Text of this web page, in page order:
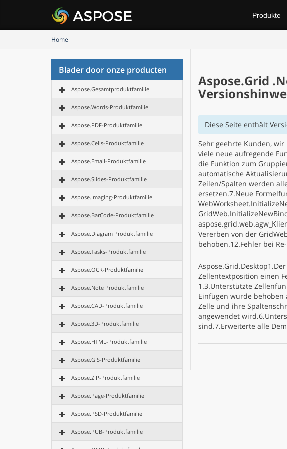
Produkte
Home
Blader door onze producten
Aspose.Gesamtproduktfamilie
Aspose.Words-Produktfamilie
Aspose.PDF-Produktfamilie
Aspose.Cells-Produktfamilie
Aspose.Email-Produktfamilie
Aspose.Slides-Produktfamilie
Aspose.Imaging-Produktfamilie
Aspose.BarCode-Produktfamilie
Aspose.Diagram Produktfamilie
Aspose.Tasks-Produktfamilie
Aspose.OCR-Produktfamilie
Aspose.Note Produktfamilie
Aspose.CAD-Produktfamilie
Aspose.3D-Produktfamilie
Aspose.HTML-Produktfamilie
Aspose.GIS-Produktfamilie
Aspose.ZIP-Produktfamilie
Aspose.Page-Produktfamilie
Aspose.PSD-Produktfamilie
Aspose.PUB-Produktfamilie
Aspose.Grid
Diese Seite enthält
Sehr geehrte Kunden,
viele neue aufregende
die Funktion zum
automatische
Zeilen/Spalten werden
ersetzen.7.Neue
Vererben von der
behoben.12.Fehler bei
Zellentextposition einen
1.3.Unterstützte
Einfügen wurde behoben
Zelle und ihre
angewendet
sind.7.Erweiterte alle